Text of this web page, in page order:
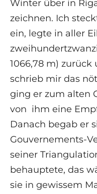
Winter über in
zeichnen. Ich
ein, legte in aller
1066,78 m)
schrieb mir das
ging er zum alten
von ihm eine
Danach begab er
Gouvernements-
seiner
behauptete, das
sie in gewissem